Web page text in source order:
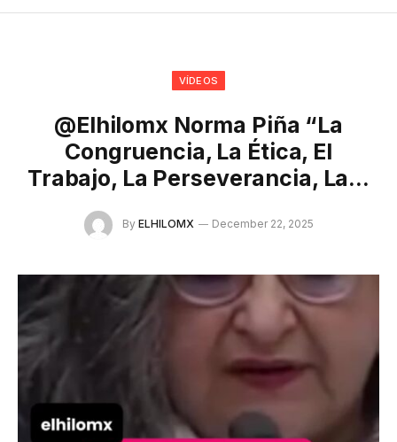
VÍDEOS
@elhilomx Norma Piña “La
Congruencia, La Ética, El
Trabajo, La Perseverancia, La…
By ELHILOMX December 22, 2025